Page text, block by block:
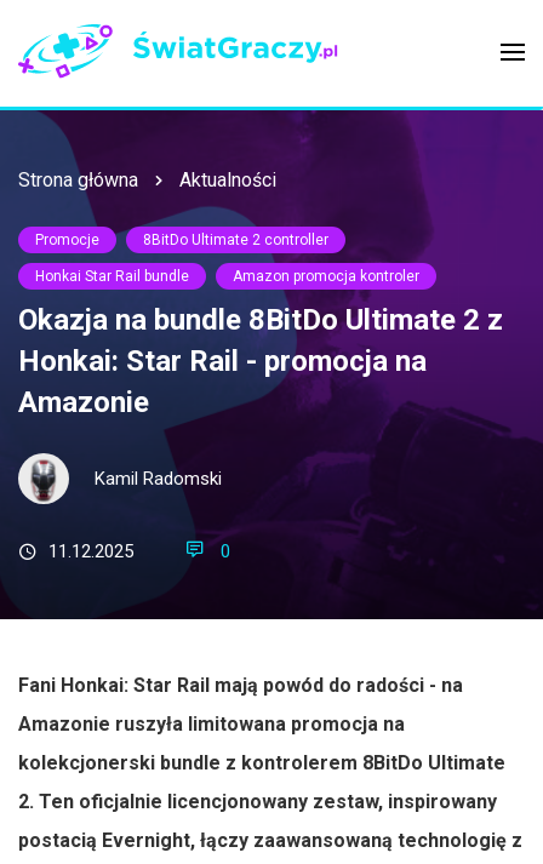
Strona główna Aktualności
Promocje 8BitDo Ultimate 2 controller
Honkai Star Rail bundle Amazon promocja kontroler
Okazja na bundle 8BitDo Ultimate 2 z
Honkai: Star Rail - promocja na
Amazonie
Kamil Radomski
11.12.2025 0
Fani Honkai: Star Rail mają powód do radości - na
Amazonie ruszyła limitowana promocja na
kolekcjonerski bundle z kontrolerem 8BitDo Ultimate
2. Ten oficjalnie licencjonowany zestaw, inspirowany
postacią Evernight, łączy zaawansowaną technologię z